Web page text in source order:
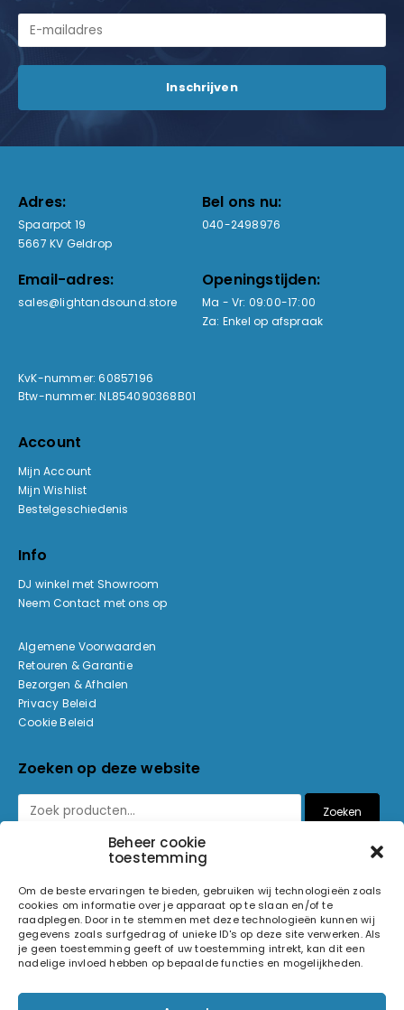
Beheer cookie
toestemming
Om de beste ervaringen te bieden, gebruiken wij technologieën zoals
cookies om informatie over je apparaat op te slaan en/of te
raadplegen. Door in te stemmen met deze technologieën kunnen wij
gegevens zoals surfgedrag of unieke ID's op deze site verwerken. Als
je geen toestemming geeft of uw toestemming intrekt, kan dit een
nadelige invloed hebben op bepaalde functies en mogelijkheden.
Adres:
Spaarpot 19
5667 KV Geldrop
Bel ons nu:
040-2498976
Email-adres:
sales@lightandsound.store
Openingstijden:
Ma - Vr: 09:00-17:00
Za: Enkel op afspraak
KvK-nummer: 60857196
Btw-nummer: NL854090368B01
Account
Mijn Account
Mijn Wishlist
Bestelgeschiedenis
Info
DJ winkel met Showroom
Neem Contact met ons op
Algemene Voorwaarden
Retouren & Garantie
Bezorgen & Afhalen
Privacy Beleid
Cookie Beleid
Zoeken op deze website
Zoeken
© 2026 Light and Sound Factory. Alle rechten voorbehouden.